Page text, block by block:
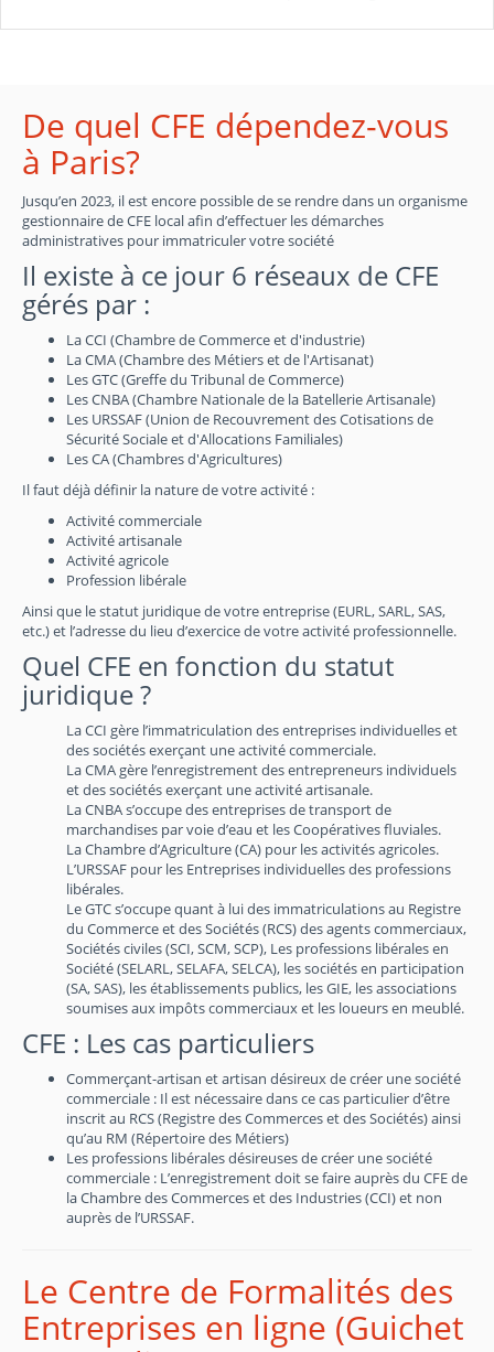
De quel CFE dépendez-vous
à Paris?
Jusqu’en 2023, il est encore possible de se rendre dans un organisme
gestionnaire de CFE local afin d’effectuer les démarches
administratives pour immatriculer votre société
Il existe à ce jour 6 réseaux de CFE
gérés par :
La CCI (Chambre de Commerce et d'industrie)
La CMA (Chambre des Métiers et de l'Artisanat)
Les GTC (Greffe du Tribunal de Commerce)
Les CNBA (Chambre Nationale de la Batellerie Artisanale)
Les URSSAF (Union de Recouvrement des Cotisations de
Sécurité Sociale et d'Allocations Familiales)
Les CA (Chambres d'Agricultures)
Il faut déjà définir la nature de votre activité :
Activité commerciale
Activité artisanale
Activité agricole
Profession libérale
Ainsi que le statut juridique de votre entreprise (EURL, SARL, SAS,
etc.) et l’adresse du lieu d’exercice de votre activité professionnelle.
Quel CFE en fonction du statut
juridique ?
La CCI gère l’immatriculation des entreprises individuelles et
des sociétés exerçant une activité commerciale.
La CMA gère l’enregistrement des entrepreneurs individuels
et des sociétés exerçant une activité artisanale.
La CNBA s’occupe des entreprises de transport de
marchandises par voie d’eau et les Coopératives fluviales.
La Chambre d’Agriculture (CA) pour les activités agricoles.
L’URSSAF pour les Entreprises individuelles des professions
libérales.
Le GTC s’occupe quant à lui des immatriculations au Registre
du Commerce et des Sociétés (RCS) des agents commerciaux,
Sociétés civiles (SCI, SCM, SCP), Les professions libérales en
Société (SELARL, SELAFA, SELCA), les sociétés en participation
(SA, SAS), les établissements publics, les GIE, les associations
soumises aux impôts commerciaux et les loueurs en meublé.
CFE : Les cas particuliers
Commerçant-artisan et artisan désireux de créer une société
commerciale : Il est nécessaire dans ce cas particulier d’être
inscrit au RCS (Registre des Commerces et des Sociétés) ainsi
qu’au RM (Répertoire des Métiers)
Les professions libérales désireuses de créer une société
commerciale : L’enregistrement doit se faire auprès du CFE de
la Chambre des Commerces et des Industries (CCI) et non
auprès de l’URSSAF.
Le Centre de Formalités des
Entreprises en ligne (Guichet